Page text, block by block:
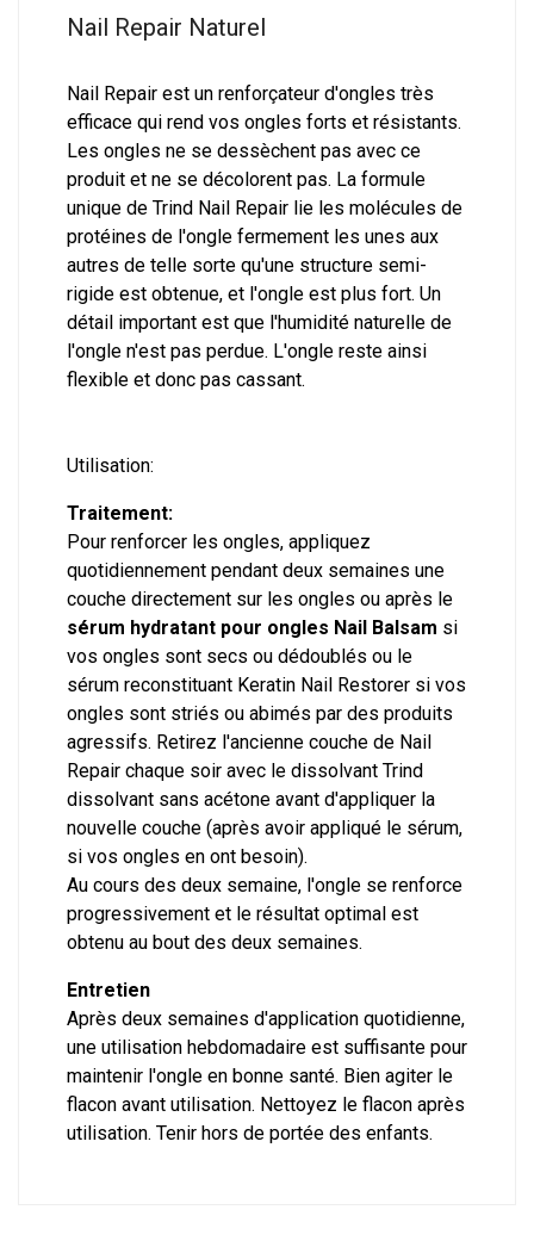
Nail Repair Naturel
Nail Repair est un renforçateur d'ongles très
efficace qui rend vos ongles forts et résistants.
Les ongles ne se dessèchent pas avec ce
produit et ne se décolorent pas. La formule
unique de Trind Nail Repair lie les molécules de
protéines de l'ongle fermement les unes aux
autres de telle sorte qu'une structure semi-
rigide est obtenue, et l'ongle est plus fort. Un
détail important est que l'humidité naturelle de
l'ongle n'est pas perdue. L'ongle reste ainsi
flexible et donc pas cassant.
Utilisation:
Traitement:
Pour renforcer les ongles, appliquez
quotidiennement pendant deux semaines une
couche directement sur ​​les ongles ou après le
sérum hydratant pour ongles Nail Balsam si
vos ongles sont secs ou dédoublés ou le
sérum reconstituant Keratin Nail Restorer si vos
ongles sont striés ou abimés par des produits
agressifs. Retirez l'ancienne couche de Nail
Repair chaque soir avec le dissolvant Trind
dissolvant sans acétone avant d'appliquer la
nouvelle couche (après avoir appliqué le sérum,
si vos ongles en ont besoin).
Au cours des deux semaine, l'ongle se renforce
progressivement et le résultat optimal est
obtenu au bout des deux semaines.
Entretien
Après deux semaines d'application quotidienne,
une utilisation hebdomadaire est suffisante pour
maintenir l'ongle en bonne santé. Bien agiter le
flacon avant utilisation. Nettoyez le flacon après
utilisation. Tenir hors de portée des enfants.